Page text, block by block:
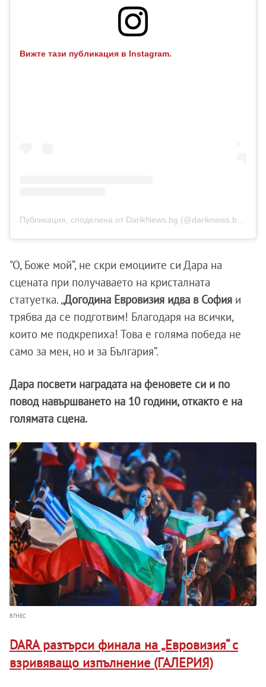
Вижте тази публикация в Instagram.
"О, Боже мой“, не скри емоциите си Дара на
сцената при получаваето на кристалната
статуетка. „Догодина Евровизия идва в София и
трябва да се подготвим! Благодаря на всички,
които ме подкрепиха! Това е голяма победа не
само за мен, но и за България”.
Дара посвети наградата на феновете си и по
повод навършването на 10 години, откакто е на
голямата сцена.
БГНЕС
DARA разтърси финала на „Евровизия“ с
взривяващо изпълнение (ГАЛЕРИЯ)